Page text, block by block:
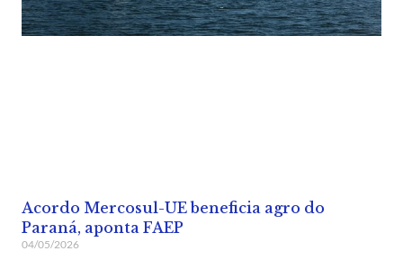
Acordo Mercosul-UE beneficia agro do
Paraná, aponta FAEP
04/05/2026